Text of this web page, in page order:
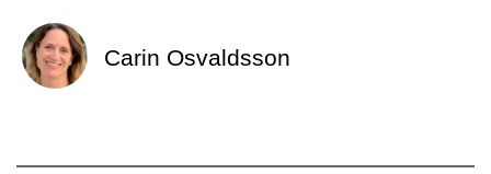
Carin Osvaldsson